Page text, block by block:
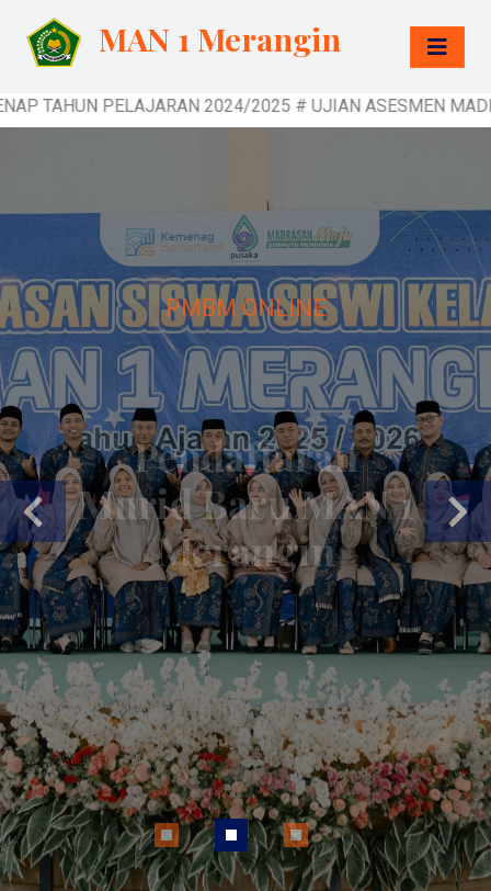
MAN 1 Merangin
2024/2025 # UJIAN ASESMEN
PMBM ONLINE
Pendaftaran
Murid Baru MAN 1
Merangin
Sistem informasi Pendaftaran dan
Pengisian Formulir Calon Murid
Baru MAN 1 Merangin...
Selengkapnya
Previous Next